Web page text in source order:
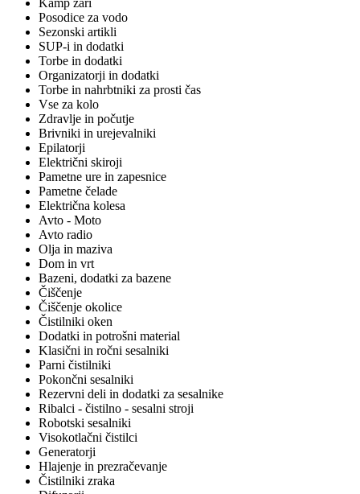
Kamp žari
Posodice za vodo
Sezonski artikli
SUP-i in dodatki
Torbe in dodatki
Organizatorji in dodatki
Torbe in nahrbtniki za prosti čas
Vse za kolo
Zdravlje in počutje
Brivniki in urejevalniki
Epilatorji
Električni skiroji
Pametne ure in zapesnice
Pametne čelade
Električna kolesa
Avto - Moto
Avto radio
Olja in maziva
Dom in vrt
Bazeni, dodatki za bazene
Čiščenje
Čiščenje okolice
Čistilniki oken
Dodatki in potrošni material
Klasični in ročni sesalniki
Parni čistilniki
Pokončni sesalniki
Rezervni deli in dodatki za sesalnike
Ribalci - čistilno - sesalni stroji
Robotski sesalniki
Visokotlačni čistilci
Generatorji
Hlajenje in prezračevanje
Čistilniki zraka